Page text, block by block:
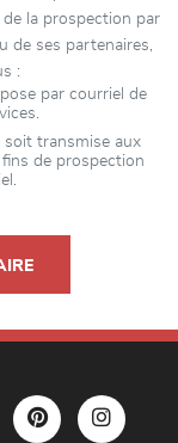
la prospection par
de ses partenaires,
:
par courriel de
soit transmise aux
de prospection